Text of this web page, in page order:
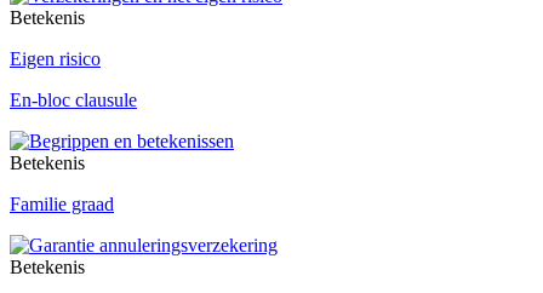
Betekenis
Eigen risico
En-bloc clausule
Betekenis
Familie graad
Betekenis